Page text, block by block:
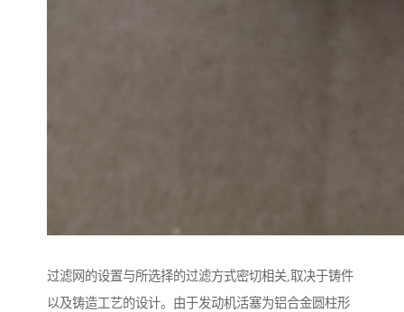
过滤网的设置与所选择的过滤方式密切相关,取决于铸件
以及铸造工艺的设计。由于发动机活塞为铝合金圆柱形